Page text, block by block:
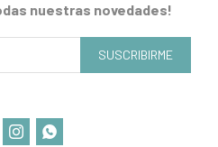
nuestras novedades!
SUSCRIBIRME
 